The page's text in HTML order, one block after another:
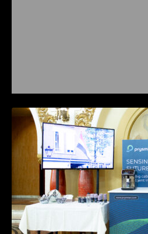
Prysmian aduce la
sensing si Digital
in timp real a